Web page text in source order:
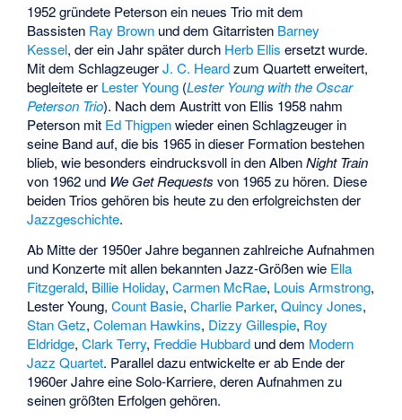
1952 gründete Peterson ein neues Trio mit dem
Bassisten Ray Brown und dem Gitarristen Barney
Kessel, der ein Jahr später durch Herb Ellis ersetzt wurde.
Mit dem SchlagzeugerJ. C. Heardzum Quartett erweitert,
begleitete er Lester Young (Lester Young with the Oscar
Peterson Trio). Nach dem Austritt von Ellis 1958 nahm
Peterson mit Ed Thigpenwieder einen Schlagzeuger in
seine Band auf, die bis 1965 in dieser Formation bestehen
blieb, wie besonders eindrucksvoll in den AlbenNight Train
von 1962 und We Get Requests von 1965 zu hören. Diese
beiden Trios gehören bis heute zu den erfolgreichsten der
Jazzgeschichte.
Ab Mitte der 1950er Jahre begannen zahlreiche Aufnahmen
und Konzerte mit allen bekannten Jazz-Größen wie Ella
Fitzgerald, Billie Holiday,Carmen McRae, Louis Armstrong,
Lester Young,Count Basie,Charlie Parker,Quincy Jones,
Stan Getz,Coleman Hawkins, Dizzy Gillespie, Roy
Eldridge,Clark Terry, Freddie Hubbard und dem Modern
Jazz Quartet. Parallel dazu entwickelte er ab Ende der
1960er Jahre eine Solo-Karriere, deren Aufnahmen zu
seinen größten Erfolgen gehören.